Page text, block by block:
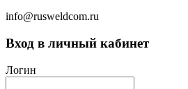
info@rusweldcom.ru
Вход в личный кабинет
Логин